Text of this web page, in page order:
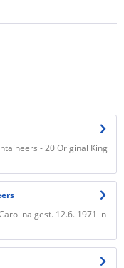
- 20 Original King
gest. 12.6. 1971 in